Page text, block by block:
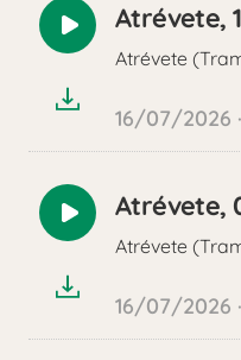
Reproducir
audio
Atrévete,
Atrévete
16/07/2026
Reproducir
audio
Atrévete,
Atrévete
16/07/2026